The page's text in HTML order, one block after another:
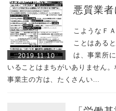
2019.11.10
悪質業
こようなＦ
ことはある
は、事業所
いることはまちがいありません
事業主の方は、たくさんい…